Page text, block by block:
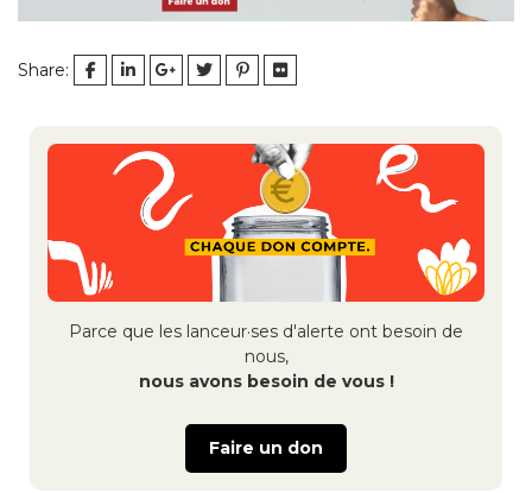
Share:
Navigation
l’article
Parce que les lanceur·ses d'alerte ont besoin de
nous,
nous avons besoin de vous !
Faire un don